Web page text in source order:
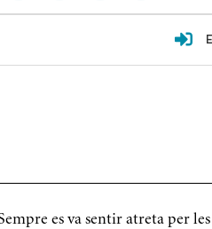
es va sentir atreta per